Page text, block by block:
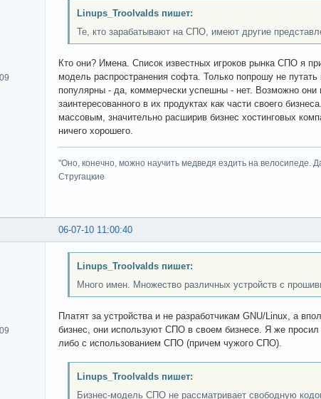
Linups_Troolvalds пишет:
Те, кто зарабатывают на СПО, имеют другие
Кто они? Имена. Список известных игроков рынка СПО я
модель распространения софта. Только попрошу не
популярны - да, коммерчески успешны - нет. Возможно
заинтересованного в их продуктах как части своего
массовым, значительно расширив бизнес хостинговых
ничего хорошего.
"Оно, конечно, можно научить медведя ездить на велосипеде.
Стругацкие
06-07-10 11:00:40
Linups_Troolvalds пишет:
Много имен. Множество различных устройств с
Платят за устройства и не разработчикам GNU/Linux, а
бизнес, они используют СПО в своем бизнесе. Я же
либо с использованием СПО (причем чужого СПО).
Linups_Troolvalds пишет:
Бизнес-модель СПО не рассматривает свободную